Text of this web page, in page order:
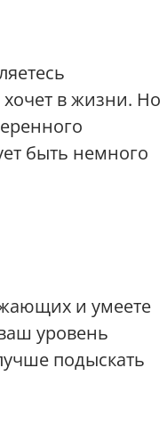
в жизни. Но
быть немного
и умеете
уровень
подыскать